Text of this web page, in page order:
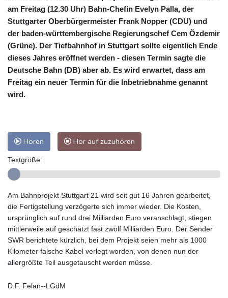
am Freitag (12.30 Uhr) Bahn-Chefin Evelyn Palla, der
Stuttgarter Oberbürgermeister Frank Nopper (CDU) und
der baden-württembergische Regierungschef Cem Özdemir
(Grüne). Der Tiefbahnhof in Stuttgart sollte eigentlich Ende
dieses Jahres eröffnet werden - diesen Termin sagte die
Deutsche Bahn (DB) aber ab. Es wird erwartet, dass am
Freitag ein neuer Termin für die Inbetriebnahme genannt
wird.
Hören Hör auf zuzuhören
Textgröße:
Am Bahnprojekt Stuttgart 21 wird seit gut 16 Jahren gearbeitet,
die Fertigstellung verzögerte sich immer wieder. Die Kosten,
ursprünglich auf rund drei Milliarden Euro veranschlagt, stiegen
mittlerweile auf geschätzt fast zwölf Milliarden Euro. Der Sender
SWR berichtete kürzlich, bei dem Projekt seien mehr als 1000
Kilometer falsche Kabel verlegt worden, von denen nun der
allergrößte Teil ausgetauscht werden müsse.
D.F. Felan--LGdM